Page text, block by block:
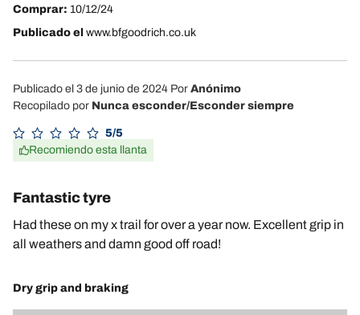
Comprar: 10/12/24
Publicado el www.bfgoodrich.co.uk
Publicado el 3 de junio de 2024 Por Anónimo
Recopilado por Nunca esconder/Esconder siempre
5/5
Recomiendo esta llanta
Fantastic tyre
Had these on my x trail for over a year now. Excellent grip in
all weathers and damn good off road!
Dry grip and braking